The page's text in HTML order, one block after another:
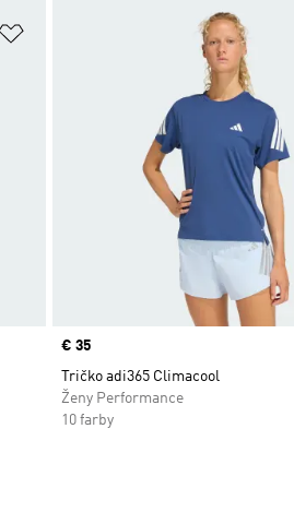
Pridať do zoznamu želaných
Price
€ 35
Tričko adi365 Climacool
Ženy Performance
10 farby